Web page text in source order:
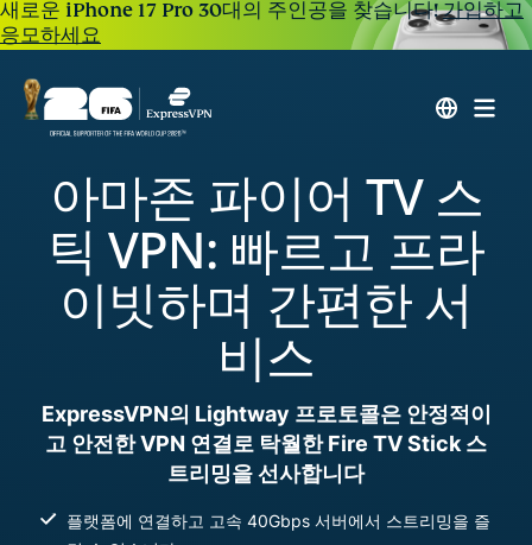
새로운 iPhone 17 Pro 30대의 주인공을 찾습니다!가입하고
응모하세요
아마존 파이어 TV 스
틱 VPN: 빠르고 프라
이빗하며 간편한 서
비스
ExpressVPN의 Lightway 프로토콜은 안정적이
고 안전한 VPN 연결로 탁월한 Fire TV Stick 스
트리밍을 선사합니다
플랫폼에 연결하고 고속 40Gbps 서버에서 스트리밍을 즐